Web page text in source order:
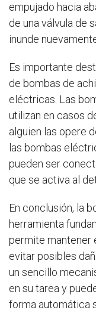
empujado hacia
de una válvula de
inunde
Es importante
de bombas de
eléctricas. Las
utilizan en casos
alguien las opere
las bombas
pueden ser
que se activa al
En conclusión, la
herramienta
permite mantener
evitar posibles
un sencillo
en su tarea y
forma automática